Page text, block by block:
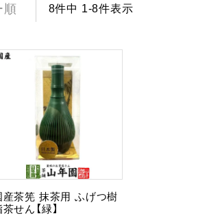
順 8件中 1-8件表示
産茶筅 抹茶用 ふげつ樹
茶せん【緑】